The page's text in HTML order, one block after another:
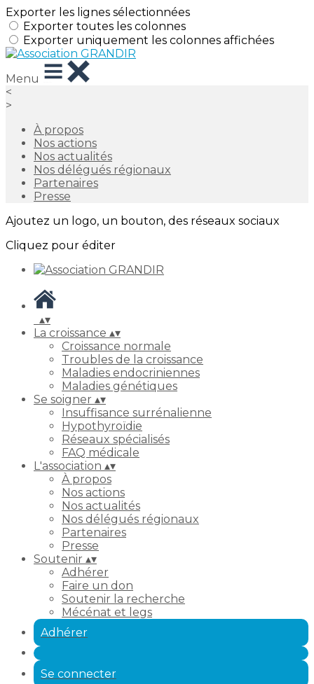
Exporter les lignes sélectionnées
Exporter toutes les colonnes
Exporter uniquement les colonnes affichées
Menu
<
>
À propos
Nos actions
Nos actualités
Nos délégués régionaux
Partenaires
Presse
Ajoutez un logo, un bouton, des réseaux sociaux
Cliquez pour éditer
▴▾
La croissance ▴▾
Croissance normale
Troubles de la croissance
Maladies endocriniennes
Maladies génétiques
Se soigner ▴▾
Insuffisance surrénalienne
Hypothyroïdie
Réseaux spécialisés
FAQ médicale
L'association ▴▾
À propos
Nos actions
Nos actualités
Nos délégués régionaux
Partenaires
Presse
Soutenir ▴▾
Adhérer
Faire un don
Soutenir la recherche
Mécénat et legs
Adhérer
Se connecter